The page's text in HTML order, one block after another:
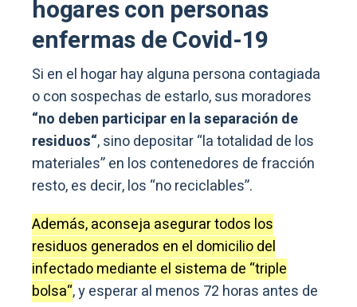
hogares con personas
enfermas de Covid-19
Si en el hogar hay alguna persona contagiada
o con sospechas de estarlo, sus moradores
“no deben participar en la separación de
residuos“, sino depositar “la totalidad de los
materiales” en los contenedores de fracción
resto, es decir, los “no reciclables”.
Además, aconseja asegurar todos los
residuos generados en el domicilio del
infectado mediante el sistema de “triple
bolsa“, y esperar al menos 72 horas antes de